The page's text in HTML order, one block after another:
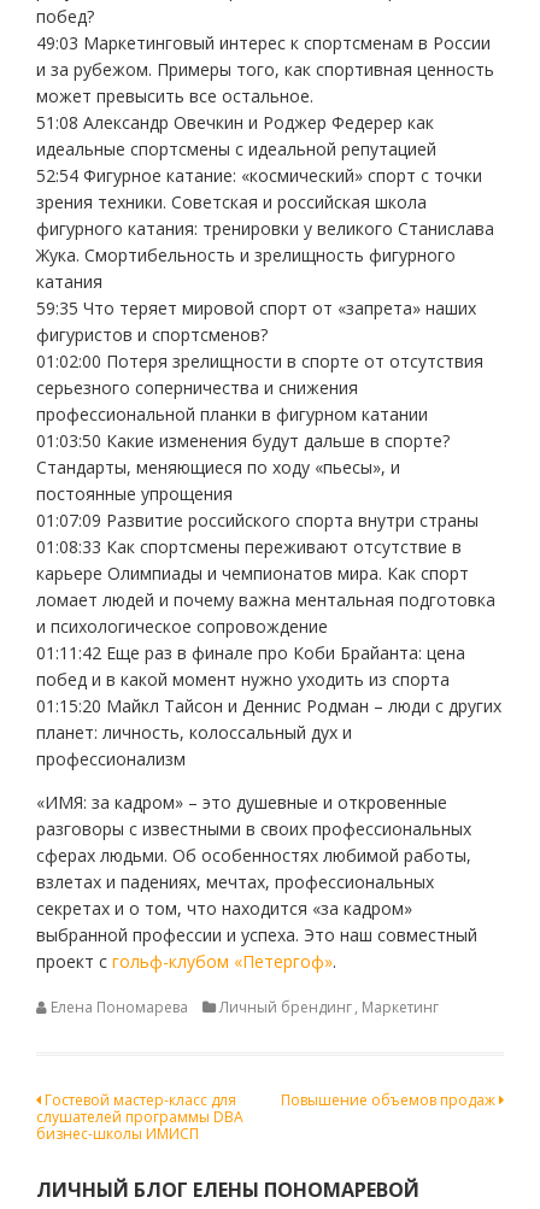
побед?
49:03 Маркетинговый интерес к спортсменам в России
и за рубежом. Примеры того, как спортивная ценность
может превысить все остальное.
51:08 Александр Овечкин и Роджер Федерер как
идеальные спортсмены с идеальной репутацией
52:54 Фигурное катание: «космический» спорт с точки
зрения техники. Советская и российская школа
фигурного катания: тренировки у великого Станислава
Жука. Смортибельность и зрелищность фигурного
катания
59:35 Что теряет мировой спорт от «запрета» наших
фигуристов и спортсменов?
01:02:00 Потеря зрелищности в спорте от отсутствия
серьезного соперничества и снижения
профессиональной планки в фигурном катании
01:03:50 Какие изменения будут дальше в спорте?
Стандарты, меняющиеся по ходу «пьесы», и
постоянные упрощения
01:07:09 Развитие российского спорта внутри страны
01:08:33 Как спортсмены переживают отсутствие в
карьере Олимпиады и чемпионатов мира. Как спорт
ломает людей и почему важна ментальная подготовка
и психологическое сопровождение
01:11:42 Еще раз в финале про Коби Брайанта: цена
побед и в какой момент нужно уходить из спорта
01:15:20 Майкл Тайсон и Деннис Родман – люди с других
планет: личность, колоссальный дух и
профессионализм
«ИМЯ: за кадром» – это душевные и откровенные
разговоры с известными в своих профессиональных
сферах людьми. Об особенностях любимой работы,
взлетах и падениях, мечтах, профессиональных
секретах и о том, что находится «за кадром»
выбранной профессии и успеха. Это наш совместный
проект с гольф-клубом «Петергоф».
Елена Пономарева Личный брендинг, Маркетинг
Навигация
по
записям
Гостевой мастер-класс для
слушателей программы DBA
бизнес-школы ИМИСП
Повышение объемов продаж
ЛИЧНЫЙ БЛОГ ЕЛЕНЫ ПОНОМАРЕВОЙ